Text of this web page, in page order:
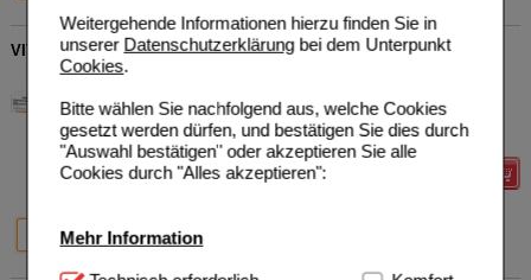
Weitergehende Informationen hierzu finden Sie in
unserer Datenschutzerklärungbei dem Unterpunkt
Cookies.
Bitte wählen Sie nachfolgend aus, welche Cookies
gesetzt werden dürfen, und bestätigen Sie dies durch
"Auswahl bestätigen" oder akzeptieren Sie alle
Cookies durch "Alles akzeptieren":
Mehr Information
VITAMIN C PLUS Zink-ratiopharm Brausetabletten
ratiopharm GmbH
20St Brausetabletten Unser Preis*
Sie sparen 4,69 €
20 St 40 St